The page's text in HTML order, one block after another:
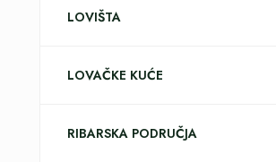
LOVIŠTA
LOVAČKE KUĆE
RIBARSKA PODRUČJA